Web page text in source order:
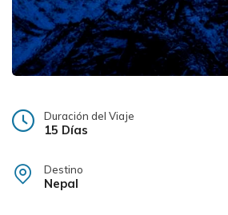
Duración del Viaje
15 Días
Destino
Nepal